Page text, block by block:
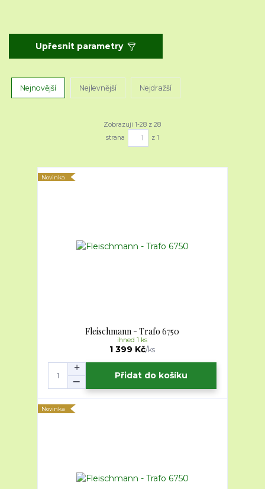
Upřesnit parametry
Nejnovější Nejlevnější Nejdražší
Zobrazuji 1-28 z 28
strana
z 1
Novinka
Fleischmann - Trafo 6750
1 399 Kč/ks
ihned 1 ks
Přidat do košíku
Novinka